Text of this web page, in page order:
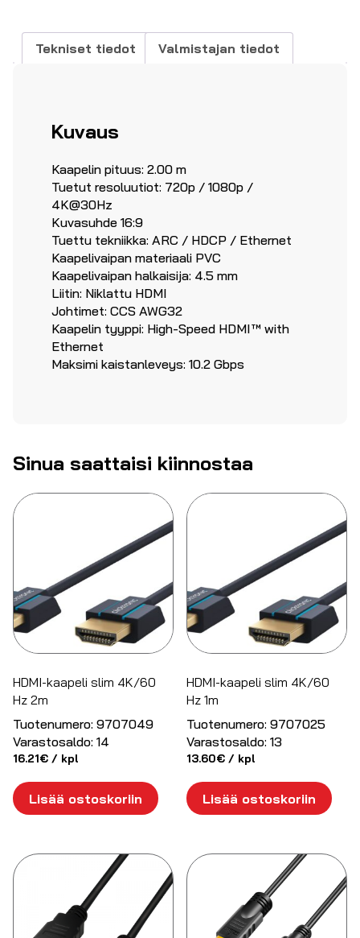
2.0m
määrä
Tekniset tiedot Valmistajan tiedot
Kuvaus
Kaapelin pituus: 2.00 m
Tuetut resoluutiot: 720p / 1080p /
4K@30Hz
Kuvasuhde 16:9
Tuettu tekniikka: ARC / HDCP / Ethernet
Kaapelivaipan materiaali PVC
Kaapelivaipan halkaisija: 4.5 mm
Liitin: Niklattu HDMI
Johtimet: CCS AWG32
Kaapelin tyyppi: High-Speed HDMI™ with
Ethernet
Maksimi kaistanleveys: 10.2 Gbps
Sinua saattaisi kiinnostaa
HDMI-kaapeli slim 4K/60
Hz 2m
Tuotenumero: 9707049
Varastosaldo: 14
16.21€ / kpl
Lisää ostoskoriin
HDMI-kaapeli slim 4K/60
Hz 1m
Tuotenumero: 9707025
Varastosaldo: 13
13.60€ / kpl
Lisää ostoskoriin